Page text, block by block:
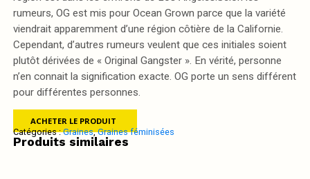
rumeurs, OG est mis pour Ocean Grown parce que la variété
viendrait apparemment d’une région côtière de la Californie.
Cependant, d’autres rumeurs veulent que ces initiales soient
plutôt dérivées de « Original Gangster ». En vérité, personne
n’en connait la signification exacte. OG porte un sens différent
pour différentes personnes.
ACHETER LE PRODUIT
Catégories :Graines,Graines féminisées
Produits similaires